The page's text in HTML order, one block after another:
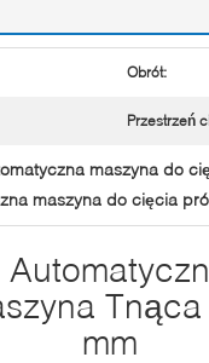
Obrót:
Przestrzeń
maszyna do
maszyna do cięcia
mm